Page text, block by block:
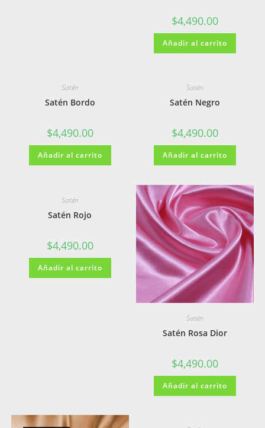
$4,490.00
Añadir al carrito
Satén
Satén Bordo
$4,490.00
Añadir al carrito
Satén
Satén Negro
$4,490.00
Añadir al carrito
Satén
Satén Rojo
$4,490.00
Añadir al carrito
Satén
Satén Rosa Dior
$4,490.00
Añadir al carrito